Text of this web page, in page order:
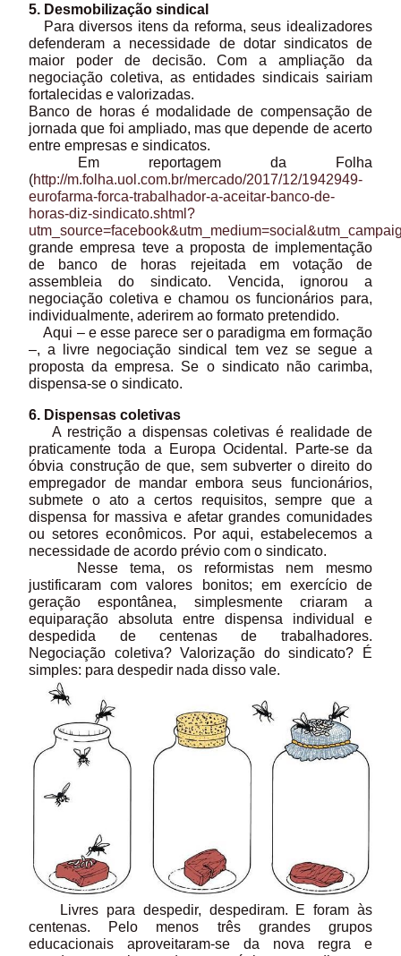
5. Desmobilização sindical
Para diversos itens da reforma, seus idealizadores
defenderam a necessidade de dotar sindicatos de
maior poder de decisão. Com a ampliação da
negociação coletiva, as entidades sindicais sairiam
fortalecidas e valorizadas.
Banco de horas é modalidade de compensação de
jornada que foi ampliado, mas que depende de acerto
entre empresas e sindicatos.
Em reportagem da Folha
(http://m.folha.uol.com.br/mercado/2017/12/1942949-
eurofarma-forca-trabalhador-a-aceitar-banco-de-
horas-diz-sindicato.shtml?
grande empresa teve a proposta de implementação
de banco de horas rejeitada em votação de
assembleia do sindicato. Vencida, ignorou a
negociação coletiva e chamou os funcionários para,
individualmente, aderirem ao formato pretendido.
Aqui – e esse parece ser o paradigma em formação
–, a livre negociação sindical tem vez se segue a
proposta da empresa. Se o sindicato não carimba,
dispensa-se o sindicato.
6. Dispensas coletivas
A restrição a dispensas coletivas é realidade de
praticamente toda a Europa Ocidental. Parte-se da
óbvia construção de que, sem subverter o direito do
empregador de mandar embora seus funcionários,
submete o ato a certos requisitos, sempre que a
dispensa for massiva e afetar grandes comunidades
ou setores econômicos. Por aqui, estabelecemos a
necessidade de acordo prévio com o sindicato.
Nesse tema, os reformistas nem mesmo
justificaram com valores bonitos; em exercício de
geração espontânea, simplesmente criaram a
equiparação absoluta entre dispensa individual e
despedida de centenas de trabalhadores.
Negociação coletiva? Valorização do sindicato? É
simples: para despedir nada disso vale.
Livres para despedir, despediram. E foram às
centenas. Pelo menos três grandes grupos
educacionais aproveitaram-se da nova regra e